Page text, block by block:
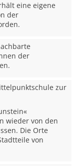
eine eigene
der
der
zur
wieder von den
Die Orte
von